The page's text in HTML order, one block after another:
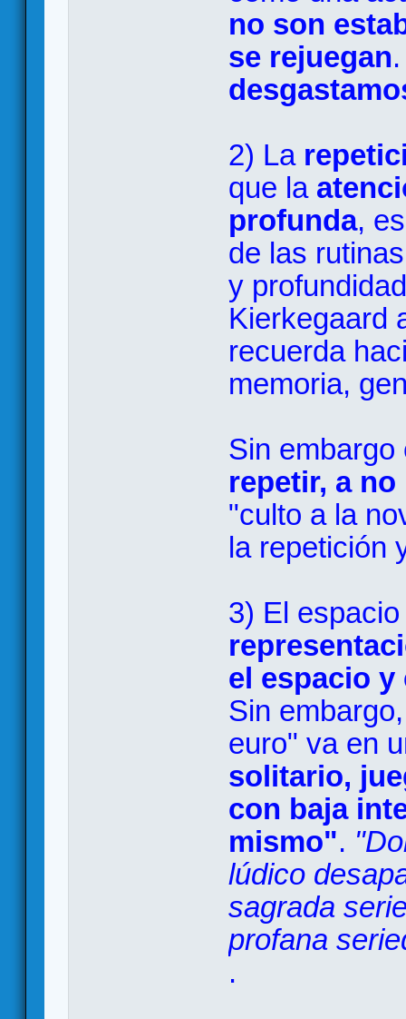
no son
se rejuegan
2) La
que la
profunda,
de las
y
Kierkegaard
recuerda
memoria,
Sin
repetir, a
"culto a la
la repetición
3) El
el espacio
Sin
euro" va en
solitario,
con baja
mismo".
lúdico
sagrada
profana
.